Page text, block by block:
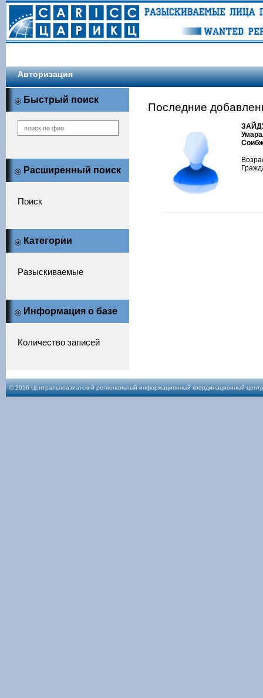
Авторизация
Быстрый поиск
Расширенный поиск
Поиск
Категории
Разыскиваемые
Информация о базе
Количество записей
Последние
© 2016 Центральноазиатский региональный информационный координационный